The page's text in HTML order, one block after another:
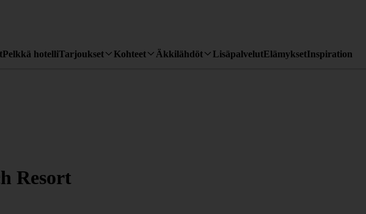
Pelkkä hotelliTarjoukset Kohteet Äkkilähdöt LisäpalvelutElämyksetInspiration
Resort